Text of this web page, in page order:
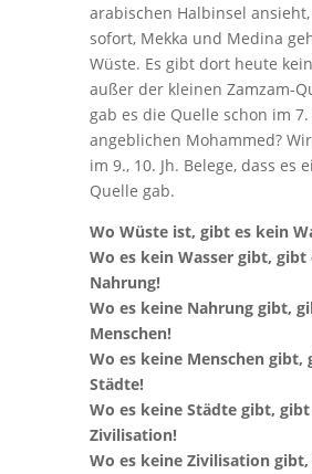
arabischen Halbinsel
sofort, Mekka und Medina
Wüste. Es gibt dort heute
außer der kleinen Zamzam-
gab es die Quelle schon im 7.
angeblichen Mohammed?
im 9., 10. Jh. Belege, dass es
Quelle gab.
Wo Wüste ist, gibt es kein
Wo es kein Wasser gibt, gibt
Nahrung!
Wo es keine Nahrung gibt,
Menschen!
Wo es keine Menschen gibt,
Städte!
Wo es keine Städte gibt,
Zivilisation!
Wo es keine Zivilisation